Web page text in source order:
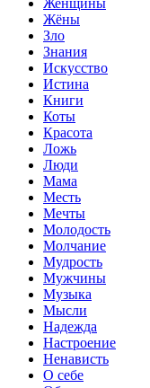
Женщины
Жёны
Зло
Знания
Искусство
Истина
Книги
Коты
Красота
Ложь
Люди
Мама
Месть
Мечты
Молодость
Молчание
Мудрость
Мужчины
Музыка
Мысли
Надежда
Настроение
Ненависть
О себе